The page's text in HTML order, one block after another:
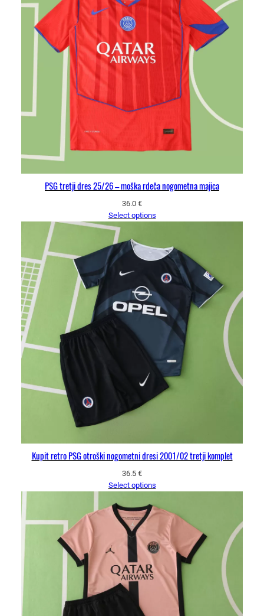
PSG tretji dres 25/26 – moška rdeča nogometna majica
36.0 €
Select options
Kupit retro PSG otroški nogometni dresi 2001/02 tretji komplet
36.5 €
Select options